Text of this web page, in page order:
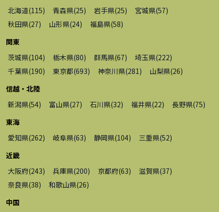
北海道(115) 青森県(25) 岩手県(25) 宮城県(57)
秋田県(27) 山形県(24) 福島県(58)
関東
茨城県(104) 栃木県(80) 群馬県(67) 埼玉県(222)
千葉県(190) 東京都(693) 神奈川県(281 ) 山梨県(26)
信越・北陸
新潟県(54) 富山県(27) 石川県(32) 福井県(22) 長野県(75)
東海
愛知県(262) 岐阜県(63) 静岡県(104) 三重県(52)
近畿
大阪府(243) 兵庫県(200) 京都府(63) 滋賀県(37)
奈良県(38) 和歌山県(26)
中国